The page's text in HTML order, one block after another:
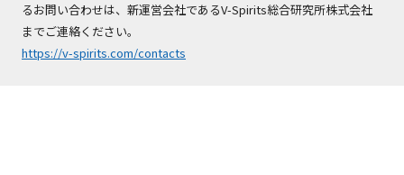
るお問い合わせは、新運営会社であるV-Spirits総合研究所株式会社
までご連絡ください。
https://v-spirits.com/contacts